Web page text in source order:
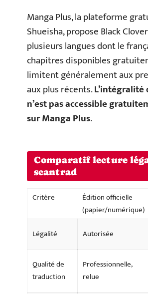
Manga Plus, la plateforme
Shueisha, propose Black
plusieurs langues dont le
chapitres disponibles
limitent généralement aux
aux plus récents.L’intégralité
n’est pas accessible
sur Manga Plus.
Comparatif lecture
scantrad
Critère
Édition officielle
(papier/numérique)
Légalité
Autorisée
Qualité de
traduction
Professionnelle,
relue